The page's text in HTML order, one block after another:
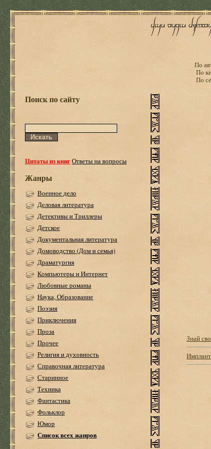
По
По
По
Поиск по сайту
Цитаты из книгОтветы на вопросы
Жанры
Военное дело
Деловая литература
Детективы и Триллеры
Детское
Документальная литература
Домоводство (Дом и семья)
Драматургия
Компьютеры и Интернет
Любовные романы
Наука, Образование
Поэзия
Приключения
Проза
Прочее
Религия и духовность
Справочная литература
Старинное
Техника
Фантастика
Фольклор
Юмор
Список всех жанров
Знай